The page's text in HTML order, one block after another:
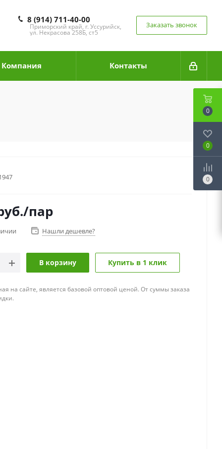
8 (914) 711-40-00
Приморский край, г. Уссурийск,
ул. Некрасова 258Б, ст5
Заказать звонок
Компания Контакты
/пар
Нашли дешевле?
В корзину Купить в 1 клик
на сайте, является базовой оптовой ценой. От суммы заказа
0
0
0